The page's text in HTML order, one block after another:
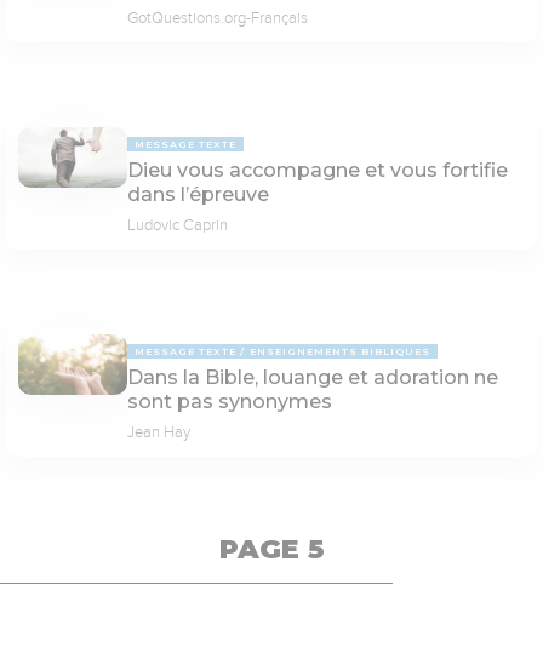
GotQuestions.org-Français
MESSAGE TEXTE
Dieu vous accompagne et vous fortifie
dans l’épreuve
Ludovic Caprin
MESSAGE TEXTE ENSEIGNEMENTS BIBLIQUES
Dans la Bible, louange et adoration ne
sont pas synonymes
Jean Hay
PAGE 5